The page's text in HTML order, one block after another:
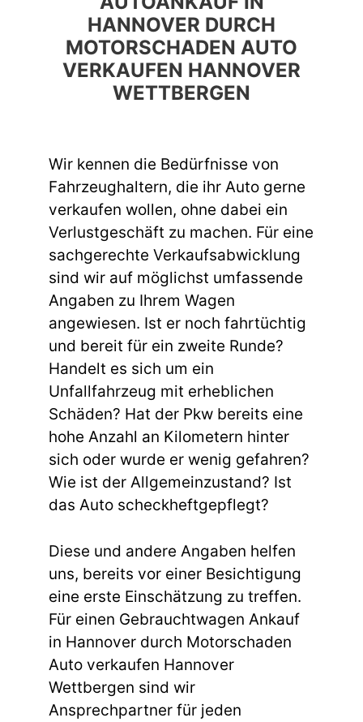
HANNOVER DURCH
MOTORSCHADEN AUTO
VERKAUFEN HANNOVER
WETTBERGEN
Wir kennen die Bedürfnisse von
Fahrzeughaltern, die ihr Auto gerne
verkaufen wollen, ohne dabei ein
Verlustgeschäft zu machen. Für eine
sachgerechte Verkaufsabwicklung
sind wir auf möglichst umfassende
Angaben zu Ihrem Wagen
angewiesen. Ist er noch fahrtüchtig
und bereit für ein zweite Runde?
Handelt es sich um ein
Unfallfahrzeug mit erheblichen
Schäden? Hat der Pkw bereits eine
hohe Anzahl an Kilometern hinter
sich oder wurde er wenig gefahren?
Wie ist der Allgemeinzustand? Ist
das Auto scheckheftgepflegt?
Diese und andere Angaben helfen
uns, bereits vor einer Besichtigung
eine erste Einschätzung zu treffen.
Für einen Gebrauchtwagen Ankauf
in Hannover durch Motorschaden
Auto verkaufen Hannover
Wettbergen sind wir
Ansprechpartner für jeden